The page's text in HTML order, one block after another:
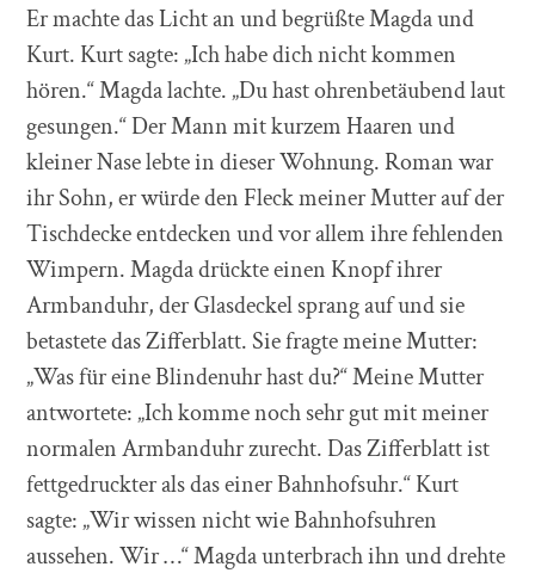
Er machte das Licht an und begrüßte Magda und
Kurt. Kurt sagte: „Ich habe dich nicht kommen
hören.“ Magda lachte. „Du hast ohrenbetäubend laut
gesungen.“ Der Mann mit kurzem Haaren und
kleiner Nase lebte in dieser Wohnung. Roman war
ihr Sohn, er würde den Fleck meiner Mutter auf der
Tischdecke entdecken und vor allem ihre fehlenden
Wimpern. Magda drückte einen Knopf ihrer
Armbanduhr, der Glasdeckel sprang auf und sie
betastete das Zifferblatt. Sie fragte meine Mutter:
„Was für eine Blindenuhr hast du?“ Meine Mutter
antwortete: „Ich komme noch sehr gut mit meiner
normalen Armbanduhr zurecht. Das Zifferblatt ist
fettgedruckter als das einer Bahnhofsuhr.“ Kurt
sagte: „Wir wissen nicht wie Bahnhofsuhren
aussehen. Wir …“ Magda unterbrach ihn und drehte